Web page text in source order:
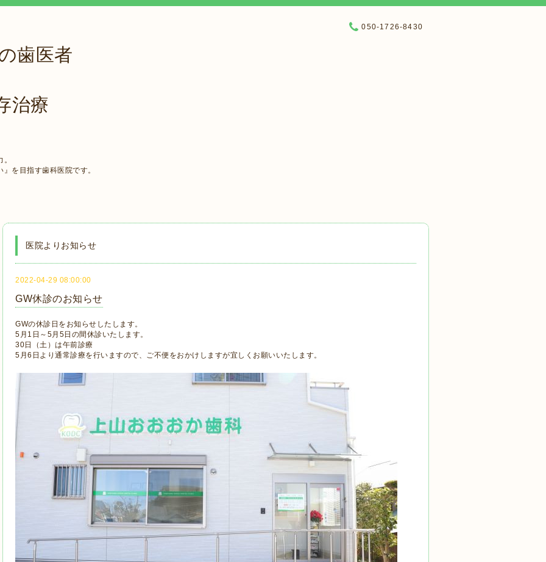
歯医者
治療
を目指す歯科医院です。
050-1726-8430
医院よりお知らせ
2022-04-29 08:00:00
GW休診のお知らせ
GWの休診日をお知らせしたします。
5月1日～5月5日の間休診いたします。
30日（土）は午前診療
5月6日より通常診療を行いますので、ご不便をおかけしますが宜しくお願いいたします。